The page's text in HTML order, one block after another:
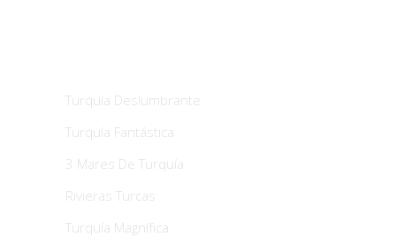
Turquía Deslumbrante
Turquía Fantástıca
3 Mares De Turquía
Rıvıeras Turcas
Turquía Magnífıca